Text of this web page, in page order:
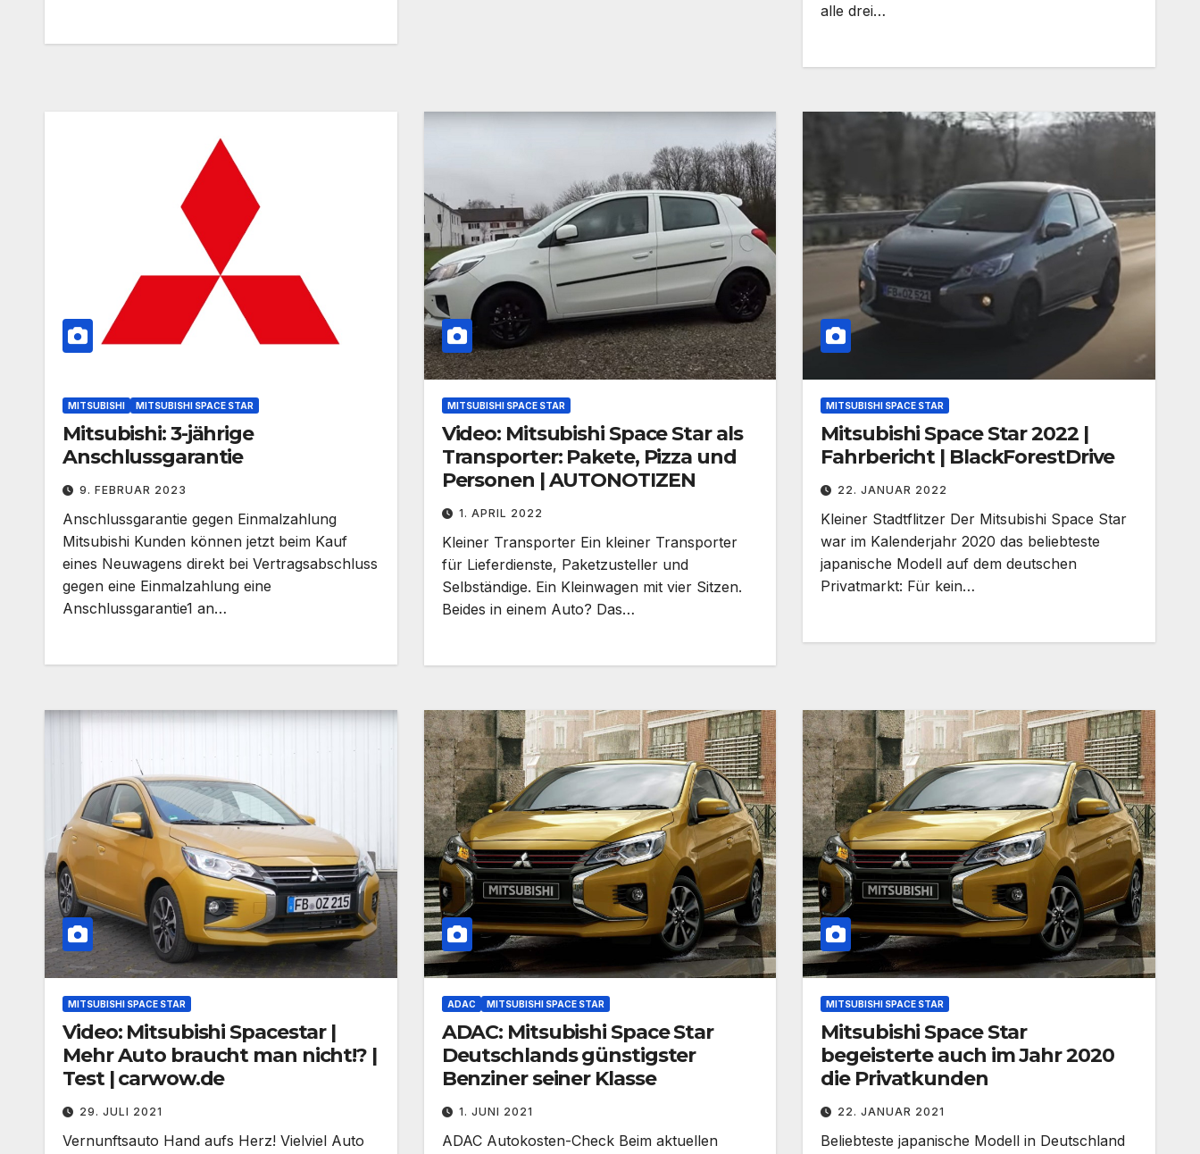
alle drei…
MITSUBISHI MITSUBISHI SPACE STAR
Mitsubishi: 3-jährige
Anschlussgarantie
9. FEBRUAR 2023
Anschlussgarantie gegen Einmalzahlung
Mitsubishi Kunden können jetzt beim Kauf
eines Neuwagens direkt bei Vertragsabschluss
gegen eine Einmalzahlung eine
Anschlussgarantie1 an…
MITSUBISHI SPACE STAR
Video: Mitsubishi Space Star als
Transporter: Pakete, Pizza und
Personen | AUTONOTIZEN
1. APRIL 2022
Kleiner Transporter Ein kleiner Transporter
für Lieferdienste, Paketzusteller und
Selbständige. Ein Kleinwagen mit vier Sitzen.
Beides in einem Auto? Das…
MITSUBISHI SPACE STAR
Mitsubishi Space Star 2022 |
Fahrbericht | BlackForestDrive
22. JANUAR 2022
Kleiner Stadtflitzer Der Mitsubishi Space Star
war im Kalenderjahr 2020 das beliebteste
japanische Modell auf dem deutschen
Privatmarkt: Für kein…
MITSUBISHI SPACE STAR
Video: Mitsubishi Spacestar |
Mehr Auto braucht man nicht!? |
Test | carwow.de
29. JULI 2021
Vernunftsauto Hand aufs Herz! Vielviel Auto
ADAC MITSUBISHI SPACE STAR
ADAC: Mitsubishi Space Star
Deutschlands günstigster
Benziner seiner Klasse
1. JUNI 2021
ADAC Autokosten-Check Beim aktuellen
MITSUBISHI SPACE STAR
Mitsubishi Space Star
begeisterte auch im Jahr 2020
die Privatkunden
22. JANUAR 2021
Beliebteste japanische Modell in Deutschland